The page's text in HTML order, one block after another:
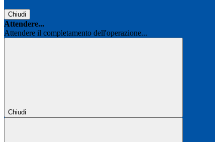
Chiudi
Attendere...
Attendere il completamento dell'operazione...
Chiudi